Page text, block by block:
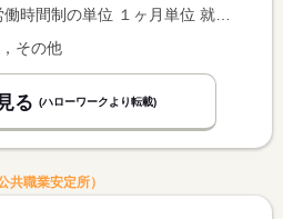
その他
る (ハローワークより転載)
共職業安定所）